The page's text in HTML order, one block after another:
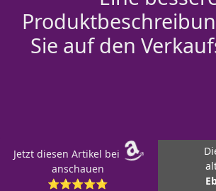
Sie auf den
Jetzt diesen Artikel bei
anschauen
⭐⭐⭐⭐⭐